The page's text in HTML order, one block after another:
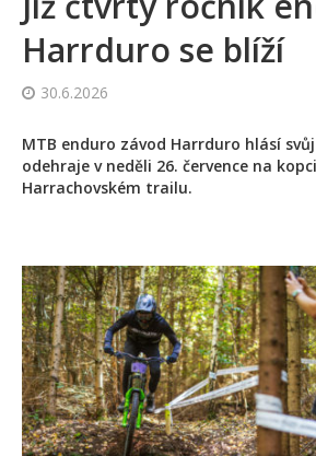
Harrduro se blíží
30.6.2026
MTB enduro závod Harrduro hlásí
odehraje v neděli 26. července na
Harrachovském trailu.